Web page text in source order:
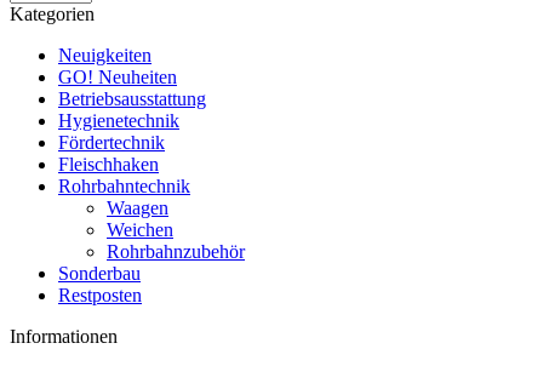
Kategorien
Neuigkeiten
GO! Neuheiten
Betriebsausstattung
Hygienetechnik
Fördertechnik
Fleischhaken
Rohrbahntechnik
Waagen
Weichen
Rohrbahnzubehör
Sonderbau
Restposten
Informationen